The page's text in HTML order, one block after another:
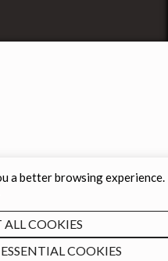
a better browsing experience.
ALL COOKIES
COOKIES